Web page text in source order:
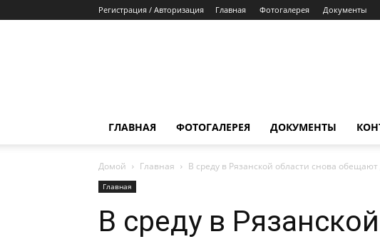
Регистрация / Авторизация Главная Фотогалерея Документы
ГЛАВНАЯ ФОТОГАЛЕРЕЯ ДОКУМЕНТЫ
Домой Главная В среду в Рязанской области снова
Главная
В среду в